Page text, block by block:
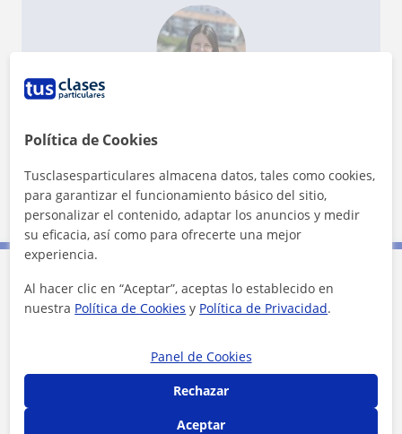
¿Quieres saber más de Uliana?
★★★
Ver perfil
Contacta con Uliana
Política de Cookies
Tusclasesparticulares almacena datos, tales como cookies,
para garantizar el funcionamiento básico del sitio,
personalizar el contenido, adaptar los anuncios y medir
su eficacia, así como para ofrecerte una mejor
experiencia.
Al hacer clic en “Aceptar”, aceptas lo establecido en
nuestra Política de Cookies y Política de Privacidad.
Panel de Cookies
Rechazar
Aceptar